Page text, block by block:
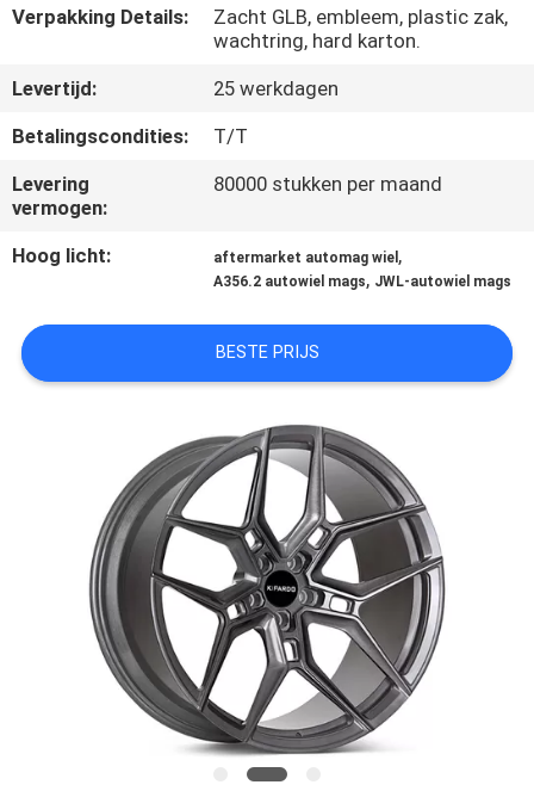
CONTACTEER
VERZOEK
OM
EEN
CITAAT
SITEMAP
Verpakking Details:
Zacht GLB, embleem, plastic zak,
wachtring, hard karton.
Levertijd:
25 werkdagen
Betalingscondities:
T/T
Levering
vermogen:
80000 stukken per maand
Hoog licht: aftermarket automag wiel ,
A356.2 autowiel mags, JWL-autowiel mags
BESTE PRIJS